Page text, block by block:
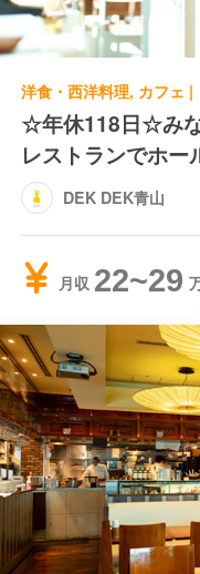
☆年休118日☆み
レストランでホー
DEK DEK青山
月収 22~29